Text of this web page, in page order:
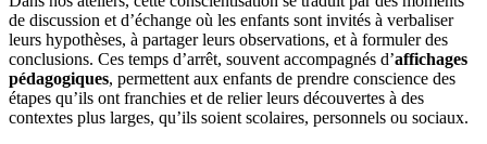
de discussion et d’échange où les enfants sont invités à verbaliser
leurs hypothèses, à partager leurs observations, et à formuler des
conclusions. Ces temps d’arrêt, souvent accompagnés d’affichages
pédagogiques, permettent aux enfants de prendre conscience des
étapes qu’ils ont franchies et de relier leurs découvertes à des
contextes plus larges, qu’ils soient scolaires, personnels ou sociaux.